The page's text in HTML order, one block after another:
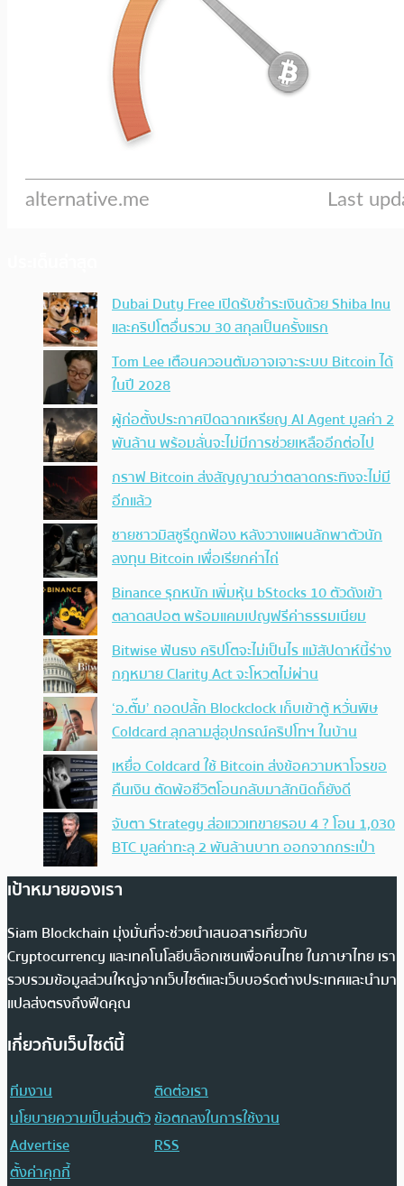
Dubai Duty Free เปิดรับชำระเงินด้วย Shiba Inu
และคริปโตอื่นรวม 30 สกุลเป็นครั้งแรก
Tom Lee เตือนควอนตัมอาจเจาะระบบ Bitcoin ได้
ในปี 2028
ผู้ก่อตั้งประกาศปิดฉากเหรียญ AI Agent มูลค่า 2
พันล้าน พร้อมลั่นจะไม่มีการช่วยเหลืออีกต่อไป
กราฟ Bitcoin ส่งสัญญาณว่าตลาดกระทิงจะไม่มี
อีกแล้ว
ชายชาวมิสซูรีถูกฟ้อง หลังวางแผนลักพาตัวนัก
ลงทุน Bitcoin เพื่อเรียกค่าไถ่
Binance รุกหนัก เพิ่มหุ้น bStocks 10 ตัวดังเข้า
ตลาดสปอต พร้อมแคมเปญฟรีค่าธรรมเนียม
Bitwise ฟันธง คริปโตจะไม่เป็นไร แม้สัปดาห์นี้ร่าง
กฎหมาย Clarity Act จะโหวตไม่ผ่าน
‘อ.ตั๊ม’ ถอดปลั้ก Blockclock เก็บเข้าตู้ หวั่นพิษ
Coldcard ลุกลามสู่อุปกรณ์คริปโทฯ ในบ้าน
เหยื่อ Coldcard ใช้ Bitcoin ส่งข้อความหาโจรขอ
คืนเงิน ตัดพ้อชีวิตโอนกลับมาสักนิดก็ยังดี
จับตา Strategy ส่อแววเทขายรอบ 4 ? โอน 1,030
BTC มูลค่าทะลุ 2 พันล้านบาท ออกจากกระเป๋า
เป้าหมายของเรา
Siam Blockchain มุ่งมั่นที่จะช่วยนำเสนอสารเกี่ยวกับ
Cryptocurrency และเทคโนโลยีบล็อกเชนเพื่อคนไทย ในภาษาไทย เรา
รวบรวมข้อมูลส่วนใหญ่จากเว็บไซต์และเว็บบอร์ดต่างประเทศและนำมา
แปลส่งตรงถึงฟีดคุณ
เกี่ยวกับเว็บไซต์นี้
ทีมงาน
ติดต่อเรา
นโยบายความเป็นส่วนตัวข้อตกลงในการใช้งาน
Advertise
RSS
ตั้งค่าคุกกี้